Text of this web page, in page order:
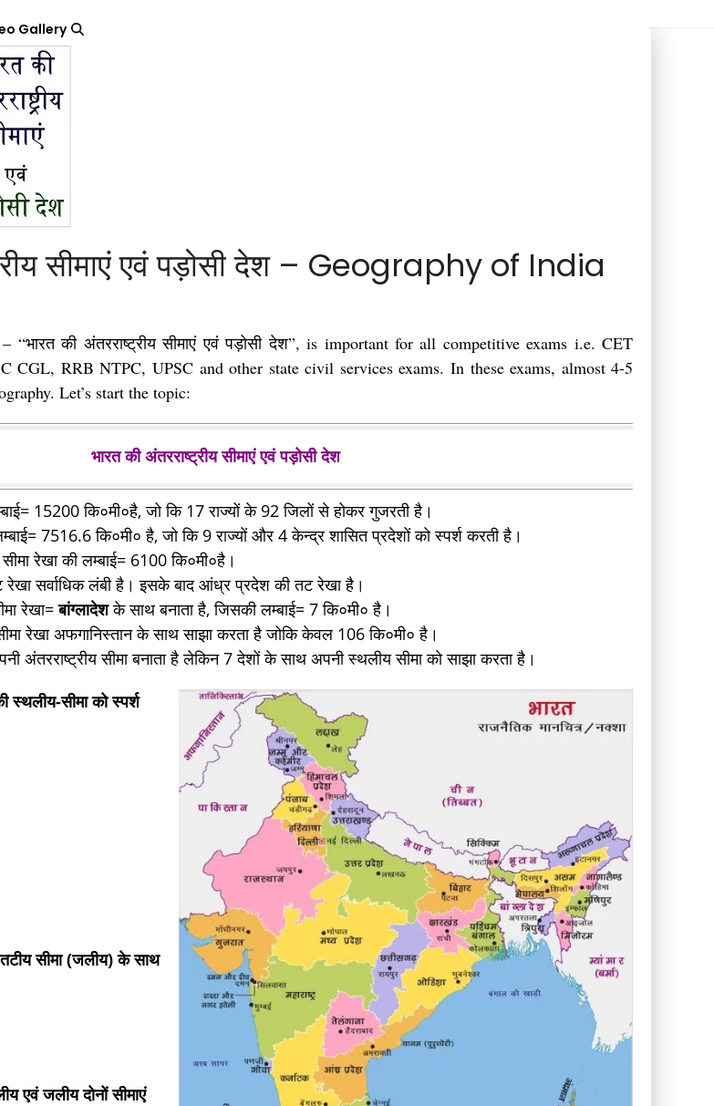
Gallery
सीमाएं एवं पड़ोसी देश – Geography of India
“भारत की अंतरराष्ट्रीय सीमाएं एवं पड़ोसी देश”, is important for all competitive exams i.e. CET
CGL, RRB NTPC, UPSC and other state civil services exams. In these exams, almost 4-5
Let’s start the topic:
भारत की अंतरराष्ट्रीय सीमाएं एवं पड़ोसी देश
15200 कि०मी०है, जो कि 17 राज्यों के 92 जिलों से होकर गुजरती है।
7516.6 कि०मी० है, जो कि 9 राज्यों और 4 केन्द्र शासित प्रदेशों को स्पर्श करती है।
रेखा की लम्बाई= 6100 कि०मी०है।
रेखा सर्वाधिक लंबी है। इसके बाद आंध्र प्रदेश की तट रेखा है।
रेखा=बांग्लादेशके साथ बनाता है, जिसकी लम्बाई= 7 कि०मी० है।
रेखा अफगानिस्तान के साथ साझा करता है जोकि केवल 106 कि०मी० है।
अंतरराष्ट्रीय सीमा बनाता है लेकिन 7 देशों के साथ अपनी स्थलीय सीमा को साझा करता है।
स्थलीय-सीमा को स्पर्श
सीमा (जलीय) के साथ
एवं जलीय दोनों सीमाएं